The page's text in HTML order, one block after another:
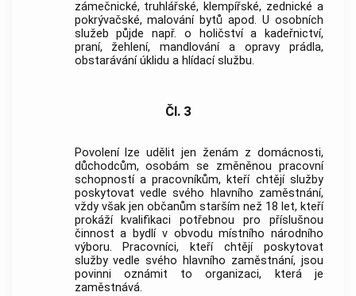
zámečnické, truhlářské, klempířské, zednické a
pokrývačské, malování bytů apod. U osobních
služeb půjde např. o holičství a kadeřnictví,
praní, žehlení, mandlování a opravy prádla,
obstarávání úklidu a hlídací službu.
Čl. 3
Povolení lze udělit jen ženám z domácnosti,
důchodcům, osobám se změněnou pracovní
schopností a pracovníkům, kteří chtějí služby
poskytovat vedle svého hlavního zaměstnání,
vždy však jen občanům starším než 18 let, kteří
prokáží kvalifikaci potřebnou pro příslušnou
činnost a bydlí v obvodu místního národního
výboru. Pracovníci, kteří chtějí poskytovat
služby vedle svého hlavního zaměstnání, jsou
povinni oznámit to organizaci, která je
zaměstnává.